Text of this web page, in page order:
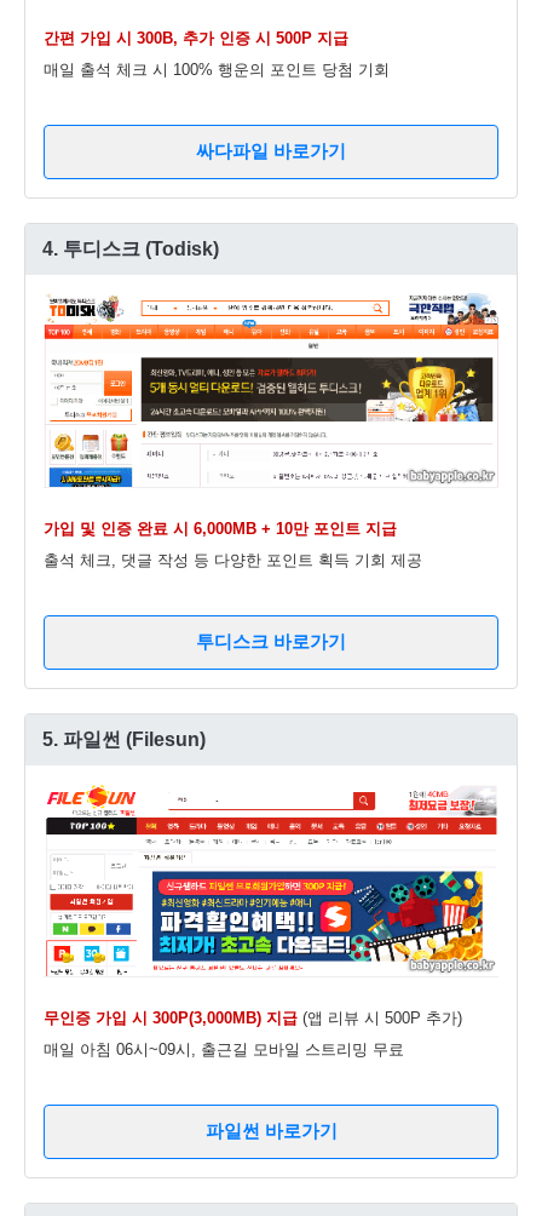
간편 가입 시 300B, 추가 인증 시 500P 지급
매일 출석 체크 시 100% 행운의 포인트 당첨 기회
싸다파일 바로가기
4. 투디스크 (Todisk)
가입 및 인증 완료 시 6,000MB + 10만 포인트 지급
출석 체크, 댓글 작성 등 다양한 포인트 획득 기회 제공
투디스크 바로가기
5. 파일썬 (Filesun)
무인증 가입 시 300P(3,000MB) 지급 (앱 리뷰 시 500P 추가)
매일 아침 06시~09시, 출근길 모바일 스트리밍 무료
파일썬 바로가기